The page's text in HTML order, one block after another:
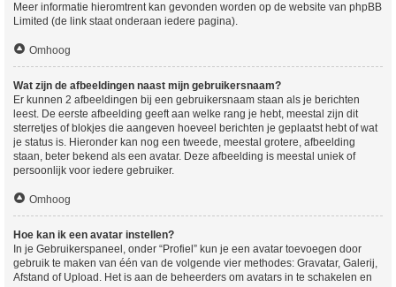
Meer informatie hieromtrent kan gevonden worden op de website van phpBB
Limited (de link staat onderaan iedere pagina).
Omhoog
Wat zijn de afbeeldingen naast mijn gebruikersnaam?
Er kunnen 2 afbeeldingen bij een gebruikersnaam staan als je berichten
leest. De eerste afbeelding geeft aan welke rang je hebt, meestal zijn dit
sterretjes of blokjes die aangeven hoeveel berichten je geplaatst hebt of wat
je status is. Hieronder kan nog een tweede, meestal grotere, afbeelding
staan, beter bekend als een avatar. Deze afbeelding is meestal uniek of
persoonlijk voor iedere gebruiker.
Omhoog
Hoe kan ik een avatar instellen?
In je Gebruikerspaneel, onder “Profiel” kun je een avatar toevoegen door
gebruik te maken van één van de volgende vier methodes: Gravatar, Galerij,
Afstand of Upload. Het is aan de beheerders om avatars in te schakelen en